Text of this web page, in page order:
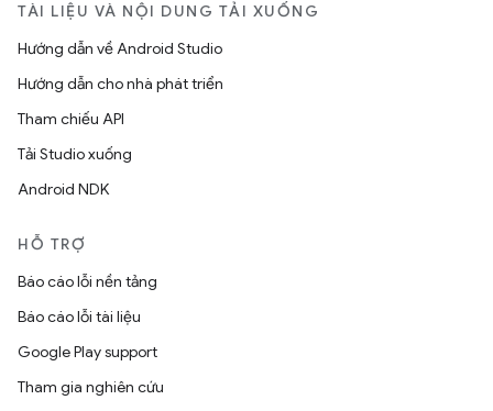
TÀI LIỆU VÀ NỘI DUNG TẢI XUỐNG
Hướng dẫn về Android Studio
Hướng dẫn cho nhà phát triển
Tham chiếu API
Tải Studio xuống
Android NDK
HỖ TRỢ
Báo cáo lỗi nền tảng
Báo cáo lỗi tài liệu
Google Play support
Tham gia nghiên cứu